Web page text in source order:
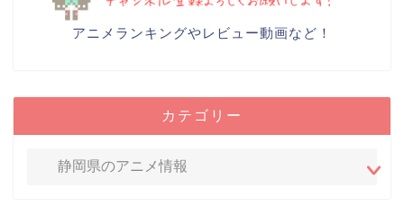
アニメランキングやレビュー動画など！
カテゴリー